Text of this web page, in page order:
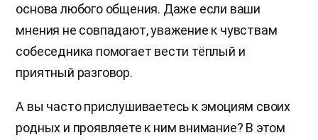
основа любого общения. Даже если ваши
мнения не совпадают, уважение к чувствам
собеседника помогает вести тёплый и
приятный разговор.
А вы часто прислушиваетесь к эмоциям своих
родных и проявляете к ним внимание? В этом